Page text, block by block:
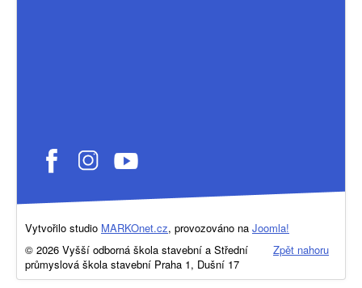
Vytvořilo studio MARKOnet.cz, provozováno na Joomla!
Zpět nahoru
© 2026 Vyšší odborná škola stavební a Střední
průmyslová škola stavební Praha 1, Dušní 17